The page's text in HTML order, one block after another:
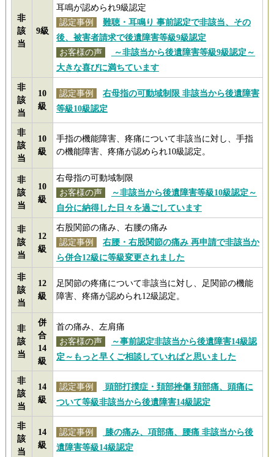
非
該
当
9級
耳鳴が認められ9級認定
認定事例
難聴・耳鳴り 事前認定で非該当、その
後、被害者請求で後遺障害等級9級認定
お客様の声
～非該当から後遺障害等級9級認定～
大きな喜びに満ちています
非
該
当
10
級
認定事例
右母指の可動域制限 非該当から後遺障害
等級10級認定
非
該
当
10
級
手指の機能障害、疼痛について非該当に対し、手指
の機能障害、疼痛が認められ10級認定。
非
該
当
10
級
右母指の可動域制限
お客様の声
～非該当から後遺障害等級10級認定～
自分に納得した日々を過ごしています
非
該
当
12
級
右股関節の痛み、右腰の痛み
認定事例
右腰・右股関節の痛み 再申請で非該当か
ら併合12級に等級変更されました
非
該
当
12
級
足関節の疼痛について非該当に対し、足関節の機能
障害、疼痛が認められ12級認定。
非
該
当
併
合
14
級
首の痛み、左肩痛
お客様の声
～事前認定非該当から後遺障害14級認
定～もっと早くご相談していればと思いました
非
該
当
14
級
認定事例
頭部打撲症・頚部挫傷 頚部痛、頭痛に
ついて等級非該当から後遺障害14級認定
非
該
当
14
級
認定事例
膝の痛み、項部痛、腰痛 非該当から後
遺障害等級14級認定